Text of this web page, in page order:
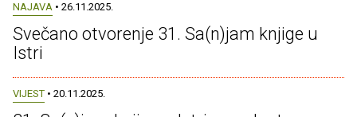
NAJAVA • 26.11.2025.
Svečano otvorenje 31. Sa(n)jam knjige u
Istri
VIJEST • 20.11.2025.